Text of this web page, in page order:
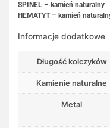
SPINEL – kamień naturalny
HEMATYT – kamień
Informacje dodatkowe
Długość kolczyków
Kamienie naturalne
Metal